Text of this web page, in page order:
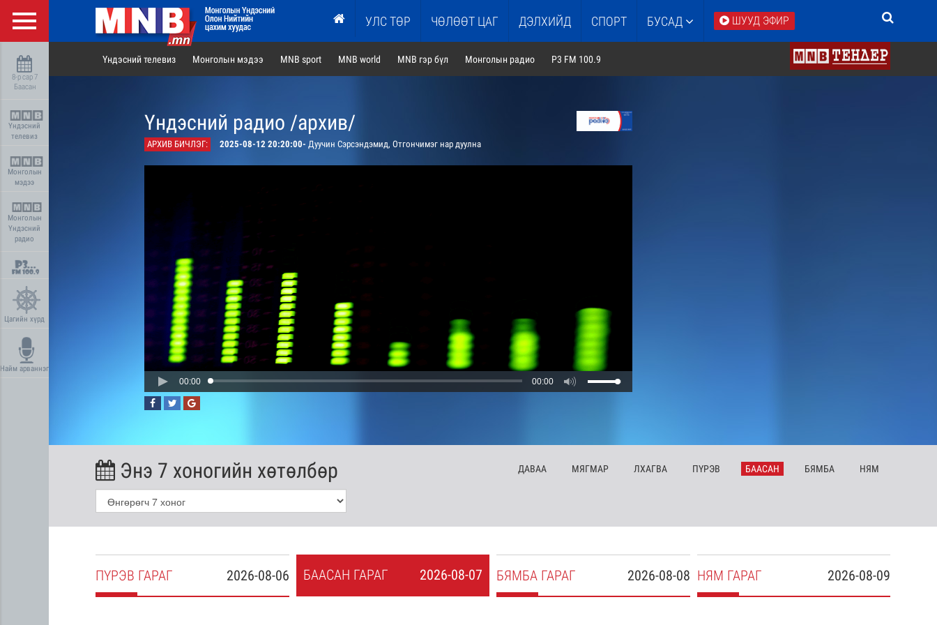
УЛС ТӨР ЧӨЛӨӨТ ЦАГ ДЭЛХИЙД СПОРТ БУСАД ШУУД ЭФИР
8-р сар 7
Баасан
Үндэсний
телевиз
Монголын
мэдээ
Монголын
Үндэсний
радио
Цагийн хүрд
Найм арваннэг
Үндэсний телевиз Монголын мэдээ MNB sport MNB world MNB гэр бүл Монголын радио P3 FM 100.9
Үндэсний радио /архив/
АРХИВ БИЧЛЭГ: 2025-08-12 20:20:00- Дуучин Сэрсэндэмид, Отгончимэг нар дуулна
00:00 00:00
Энэ 7 хоногийн хөтөлбөр ДАВАА МЯГМАР ЛХАГВА ПҮРЭВ БААСАН БЯМБА НЯМ
2026-08-06
ПҮРЭВ ГАРАГ 2026-08-07
БААСАН ГАРАГ 2026-08-08
БЯМБА ГАРАГ 2026-08-09
НЯМ ГАРАГ